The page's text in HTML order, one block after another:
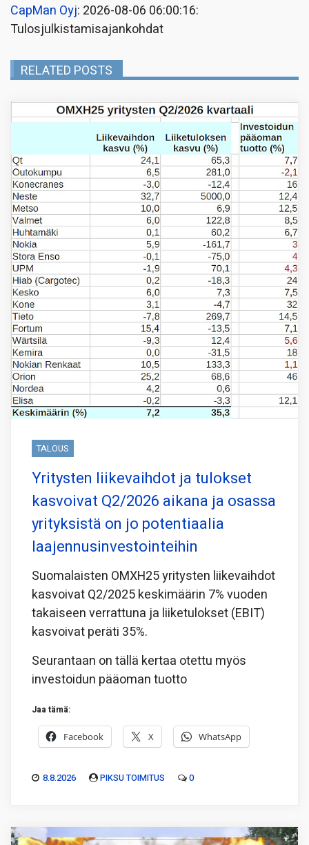
CapMan Oyj: 2026-08-06 06:00:16:
Tulosjulkistamisajankohdat
RELATED POSTS
TALOUS
Yritysten liikevaihdot ja tulokset
kasvoivat Q2/2026 aikana ja osassa
yrityksistä on jo potentiaalia
laajennusinvestointeihin
Suomalaisten OMXH25 yritysten liikevaihdot
kasvoivat Q2/2025 keskimäärin 7% vuoden
takaiseen verrattuna ja liiketulokset (EBIT)
kasvoivat peräti 35%.
Seurantaan on tällä kertaa otettu myös
investoidun pääoman tuotto
Jaa tämä:
Facebook X WhatsApp
8.8.2026 PIKSU TOIMITUS 0